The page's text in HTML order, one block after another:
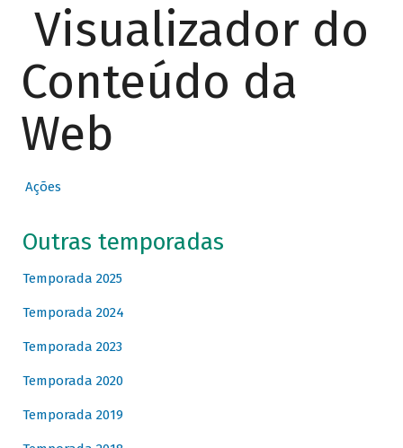
Visualizador do
Conteúdo da
Web
Ações
Outras temporadas
Temporada 2025
Temporada 2024
Temporada 2023
Temporada 2020
Temporada 2019